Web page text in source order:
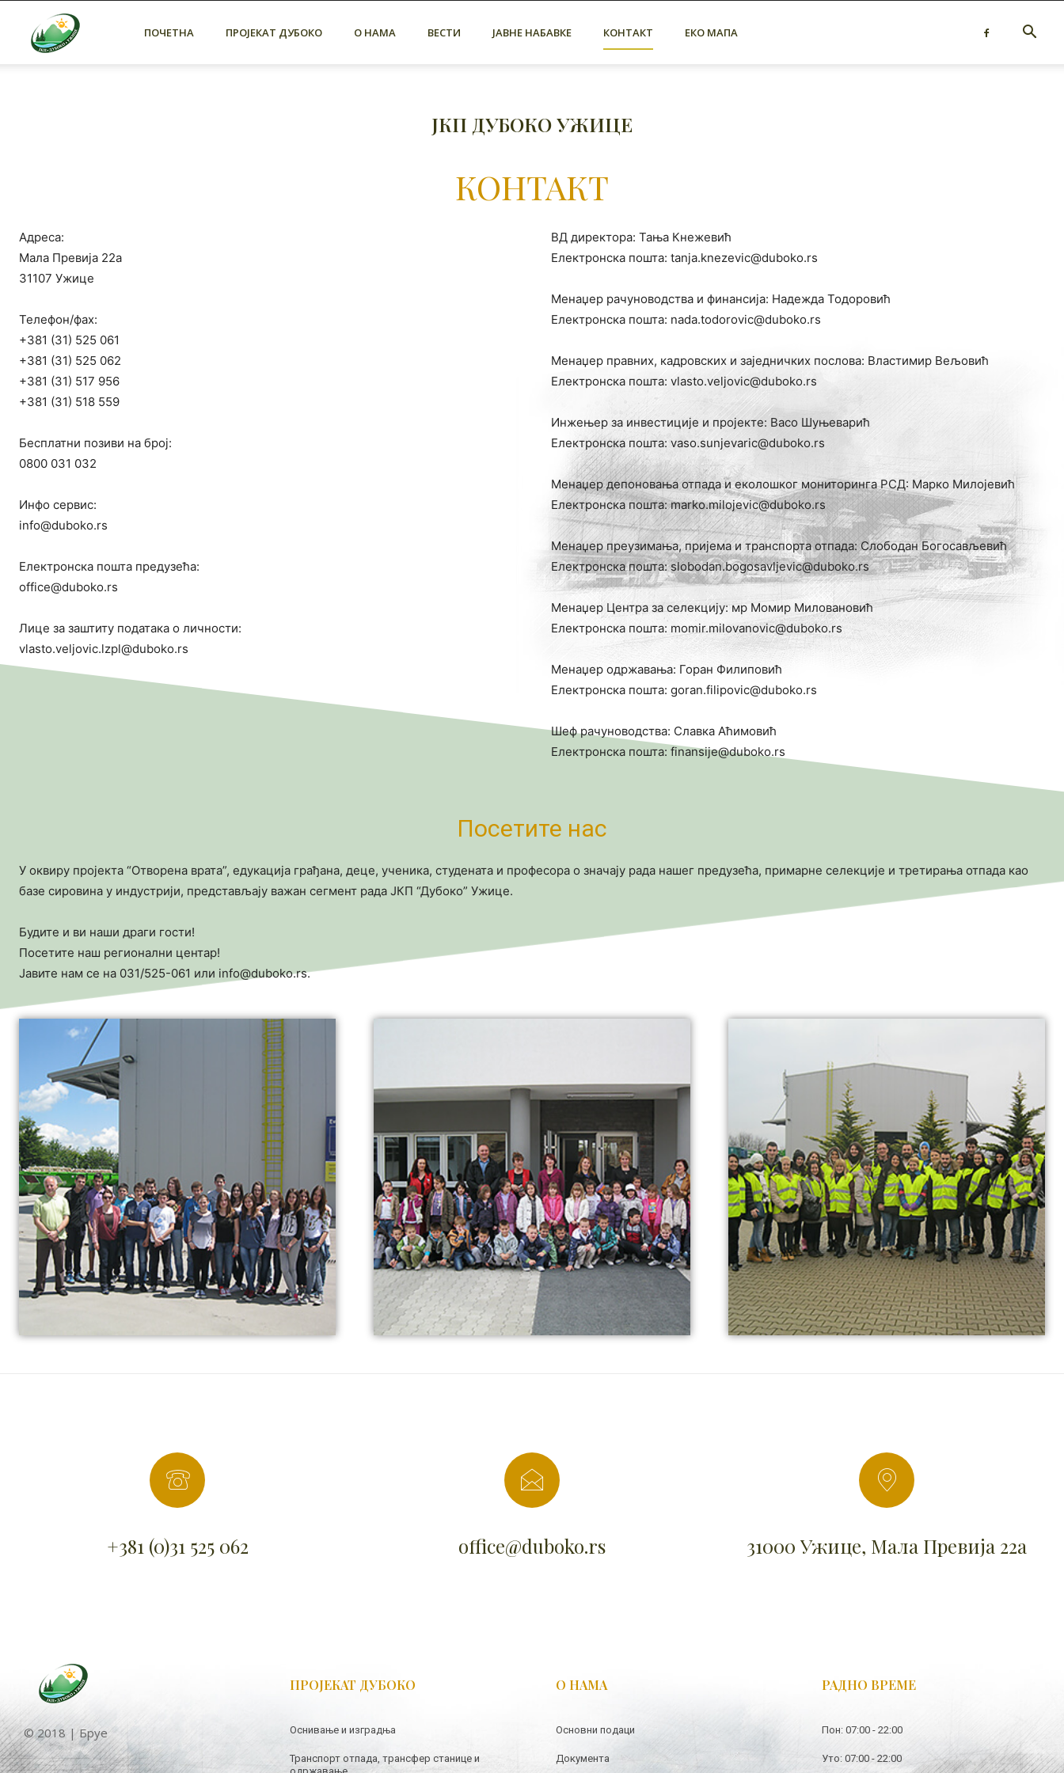
ПОЧЕТНА ПРОЈЕКАТ ДУБОКО О НАМА ВЕСТИ ЈАВНЕ НАБАВКЕ КОНТАКТ ЕКО МАПА
ЈКП ДУБОКО УЖИЦЕ
КОНТАКТ
Адреса:
Мала Превија 22а
31107 Ужице
Телефон/фах:
+381 (31) 525 061
+381 (31) 525 062
+381 (31) 517 956
+381 (31) 518 559
Бесплатни позиви на број:
0800 031 032
Инфо сервис:
info@duboko.rs
Електронска пошта предузећа:
office@duboko.rs
Лице за заштиту података о личности:
vlasto.veljovic.lzpl@duboko.rs
ВД директора: Тања Кнежевић
Електронска пошта: tanja.knezevic@duboko.rs
Менаџер рачуноводства и финансија: Надежда Тодоровић
Електронска пошта: nada.todorovic@duboko.rs
Менаџер правних, кадровских и заједничких послова: Властимир Вељовић
Електронска пошта: vlasto.veljovic@duboko.rs
Инжењер за инвестиције и пројекте: Васо Шуњеварић
Електронска пошта: vaso.sunjevaric@duboko.rs
Менаџер депоновања отпада и еколошког мониторинга РСД: Марко Милојевић
Електронска пошта: marko.milojevic@duboko.rs
Менаџер преузимања, пријема и транспорта отпада: Слободан Богосављевић
Електронска пошта: slobodan.bogosavljevic@duboko.rs
Менаџер Центра за селекцију: мр Момир Миловановић
Електронска пошта: momir.milovanovic@duboko.rs
Менаџер одржавања: Горан Филиповић
Електронска пошта: goran.filipovic@duboko.rs
Шеф рачуноводства: Славка Аћимовић
Електронска пошта: finansije@duboko.rs
Посетите нас
У оквиру пројекта “Отворена врата”, едукација грађана, деце, ученика, студената и професора о значају рада нашег предузећа, примарне селекције и третирања отпада као
базе сировина у индустрији, представљају важан сегмент рада ЈКП “Дубоко” Ужице.
Будите и ви наши драги гости!
Посетите наш регионални центар!
Јавите нам се на 031/525-061 или info@duboko.rs.
+381 (0)31 525 062 office@duboko.rs 31000 Ужице, Мала Превија 22а
© 2018 | Бруе
ПРОЈЕКАТ ДУБОКО
Оснивање и изградња
Транспорт отпада, трансфер станице и
О НАМА
Основни подаци
Документа
РАДНО ВРЕМЕ
Пон: 07:00 - 22:00
Уто: 07:00 - 22:00